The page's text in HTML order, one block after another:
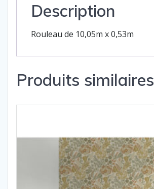
Description
Rouleau de 10,05m x 0,53m
Produits similaires